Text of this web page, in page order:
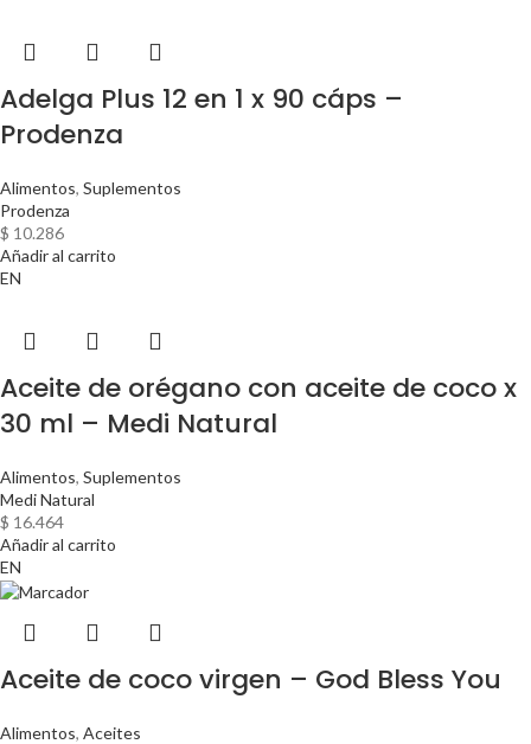
Adelga Plus 12 en 1 x 90 cáps –
Prodenza
Alimentos, Suplementos
Prodenza
$ 10.286
Añadir al carrito
EN
Aceite de orégano con aceite de coco x
30 ml – Medi Natural
Alimentos, Suplementos
Medi Natural
$ 16.464
Añadir al carrito
EN
Aceite de coco virgen – God Bless You
Alimentos, Aceites